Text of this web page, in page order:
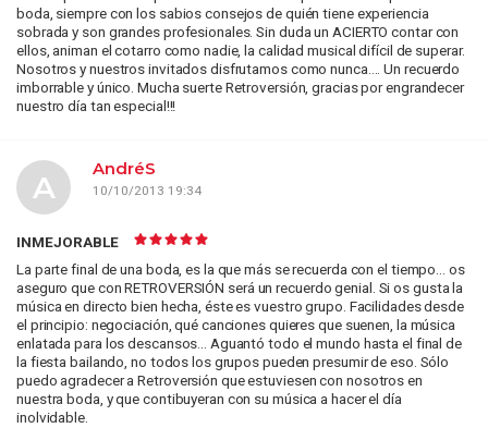
boda, siempre con los sabios consejos de quién tiene experiencia
sobrada y son grandes profesionales. Sin duda un ACIERTO contar con
ellos, animan el cotarro como nadie, la calidad musical difícil de superar.
Nosotros y nuestros invitados disfrutamos como nunca.... Un recuerdo
imborrable y único. Mucha suerte Retroversión, gracias por engrandecer
nuestro día tan especial!!!
AndréS
10/10/2013 19:34
A
INMEJORABLE
La parte final de una boda, es la que más se recuerda con el tiempo... os
aseguro que con RETROVERSIÓN será un recuerdo genial. Si os gusta la
música en directo bien hecha, éste es vuestro grupo. Facilidades desde
el principio: negociación, qué canciones quieres que suenen, la música
enlatada para los descansos... Aguantó todo el mundo hasta el final de
la fiesta bailando, no todos los grupos pueden presumir de eso. Sólo
puedo agradecer a Retroversión que estuviesen con nosotros en
nuestra boda, y que contibuyeran con su música a hacer el día
inolvidable.